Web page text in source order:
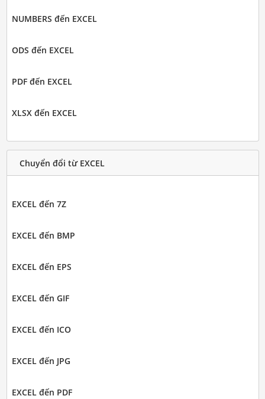
NUMBERS đến EXCEL
ODS đến EXCEL
PDF đến EXCEL
XLSX đến EXCEL
Chuyển đổi từ EXCEL
EXCEL đến 7Z
EXCEL đến BMP
EXCEL đến EPS
EXCEL đến GIF
EXCEL đến ICO
EXCEL đến JPG
EXCEL đến PDF